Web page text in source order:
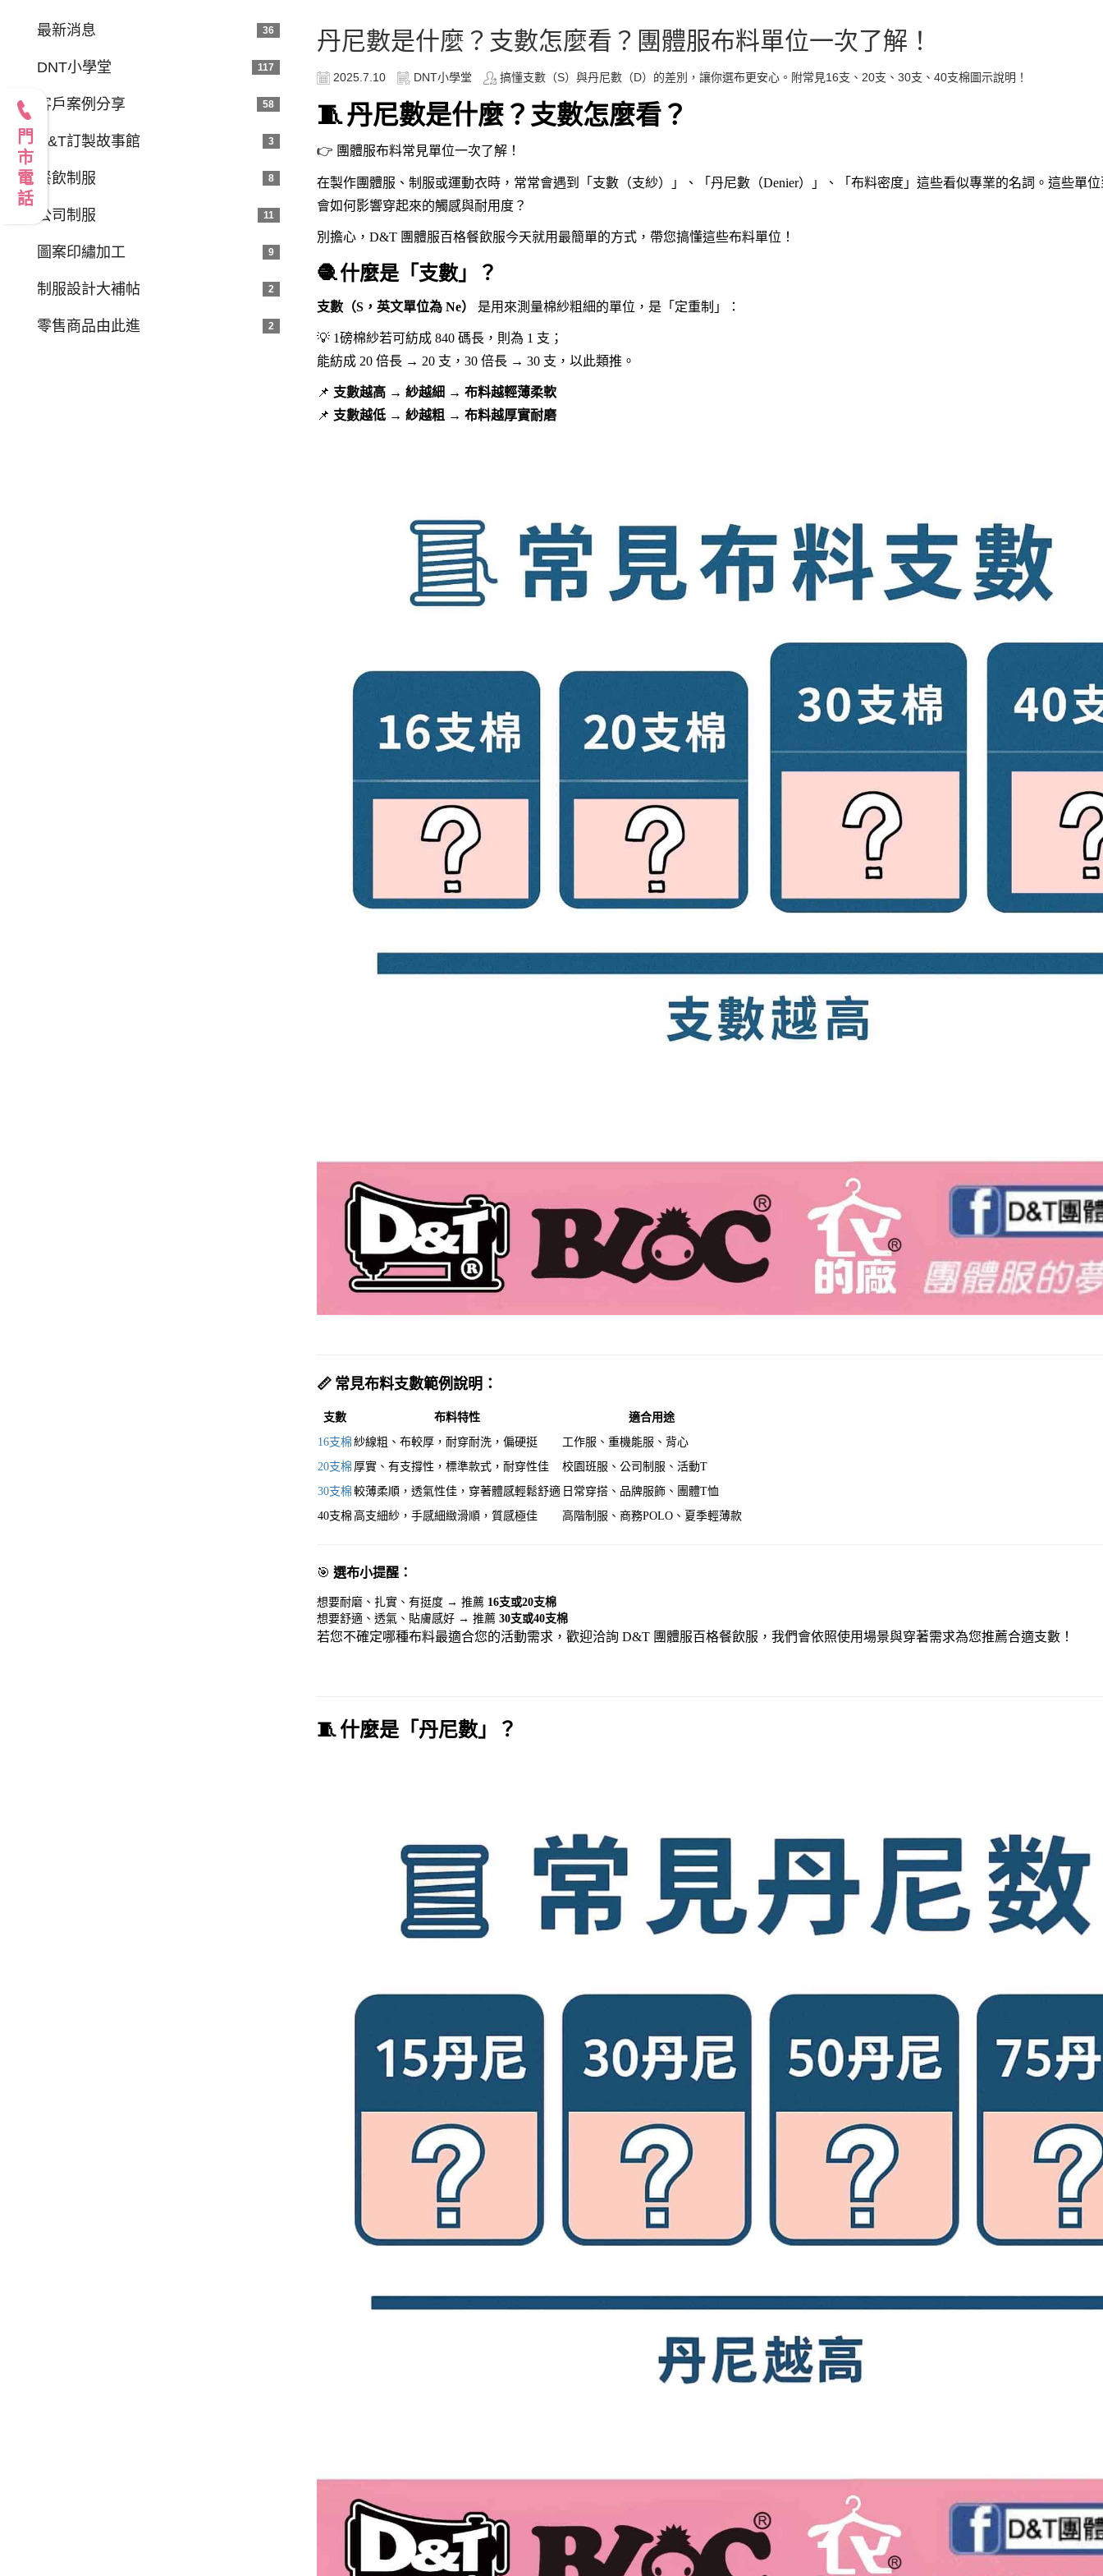
最新消息 36
DNT小學堂 117
客戶案例分享 58
D&T訂製故事館 3
餐飲制服 8
公司制服 11
圖案印繡加工 9
制服設計大補帖 2
零售商品由此進 2
丹尼數是什麼？支數怎麼看？團體服布料單位一次了解！
2025.7.10 DNT小學堂 搞懂支數（S）與丹尼數（D）的差別，讓你選布更安心。附常見16支、20支、30支、40支棉圖示說明！
🧵丹尼數是什麼？支數怎麼看？
👉 團體服布料常見單位一次了解！
在製作團體服、制服或運動衣時，常常會遇到「支數（支紗）」、「丹尼數（Denier）」、「布料密度」這些看似專業的名詞。這些單
會如何影響穿起來的觸感與耐用度？
別擔心，D&T 團體服百格餐飲服今天就用最簡單的方式，帶您搞懂這些布料單位！
🧶什麼是「支數」？
支數（S，英文單位為 Ne） 是用來測量棉紗粗細的單位，是「定重制」：
💡1磅棉紗若可紡成 840 碼長，則為 1 支；
能紡成 20 倍長 → 20 支，30 倍長 → 30 支，以此類推。
📌 支數越高 → 紗越細 → 布料越輕薄柔軟
📌 支數越低 → 紗越粗 → 布料越厚實耐磨
📏 常見布料支數範例說明：
支數 布料特性
適合用途
16支棉 紗線粗、布較厚，耐穿耐洗，偏硬挺
工作服、重機能服、背心
20支棉 厚實、有支撐性，標準款式，耐穿性佳
校園班服、公司制服、活動T
30支棉 較薄柔順，透氣性佳，穿著體感輕鬆舒適 日常穿搭、品牌服飾、團體T恤
40支棉 高支細紗，手感細緻滑順，質感極佳 高階制服、商務POLO、夏季輕薄款
🎯 選布小提醒：
想要耐磨、扎實、有挺度 → 推薦 16支或20支棉
想要舒適、透氣、貼膚感好 → 推薦 30支或40支棉
若您不確定哪種布料最適合您的活動需求，歡迎洽詢 D&T 團體服百格餐飲服，我們會依照使用場景與穿著需求為您推薦合適支數！
🧵什麼是「丹尼數」？
門市電話